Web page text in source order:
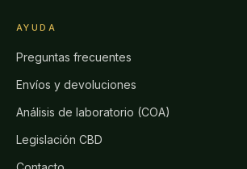
AYUDA
Preguntas frecuentes
Envíos y devoluciones
Análisis de laboratorio (COA)
Legislación CBD